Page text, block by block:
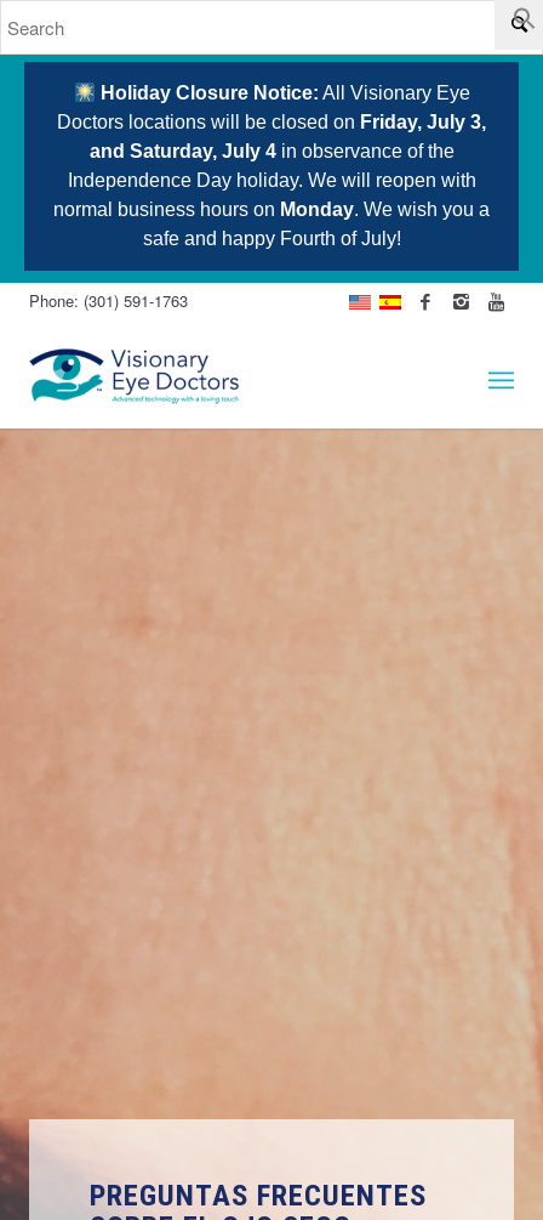
Holiday Closure Notice: All Visionary Eye
Doctors locations will be closed on Friday, July 3,
and Saturday, July 4in observance of the
Independence Day holiday. We will reopen with
normal business hours on Monday. We wish you a
safe and happy Fourth of July!
Phone: (301) 591-1763
PREGUNTAS FRECUENTES